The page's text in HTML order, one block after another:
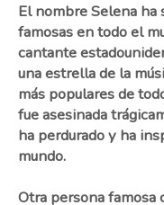
El nombre Selena ha
famosas en todo el
cantante
una estrella de la
más populares de
fue asesinada
ha perdurado y ha
mundo.
Otra persona famosa